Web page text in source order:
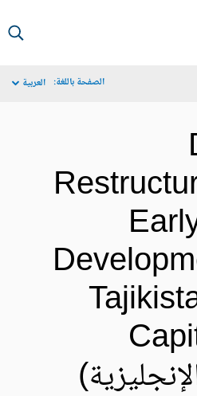
الصفحة باللغة: العربية